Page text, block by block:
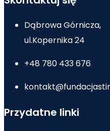
Dąbrowa Górnicza,
ul.Kopernika 24
+48 780 433 676
Przydatne linki